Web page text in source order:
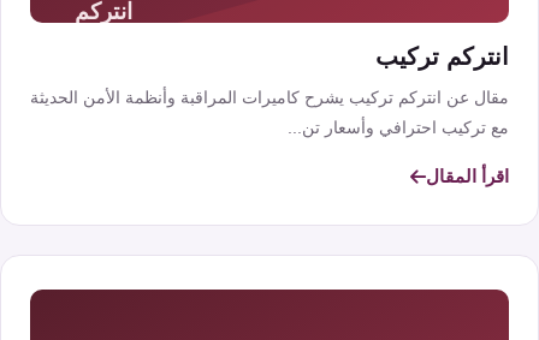
انتركم تركيب
مقال عن انتركم تركيب يشرح كاميرات المراقبة وأنظمة الأمن الحديثة
مع تركيب احترافي وأسعار تن...
اقرأ المقال